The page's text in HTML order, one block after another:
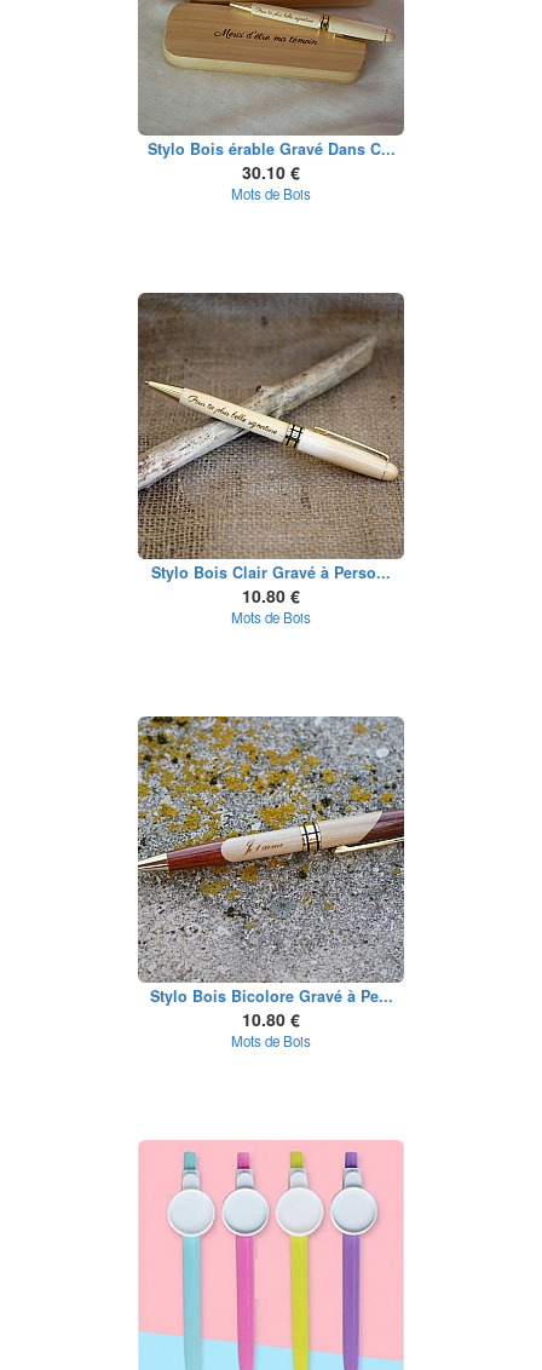
Stylo Bois érable Gravé Dans C...
30.10 €
Mots de Bois
Stylo Bois Clair Gravé à Perso...
10.80 €
Mots de Bois
Stylo Bois Bicolore Gravé à Pe...
10.80 €
Mots de Bois